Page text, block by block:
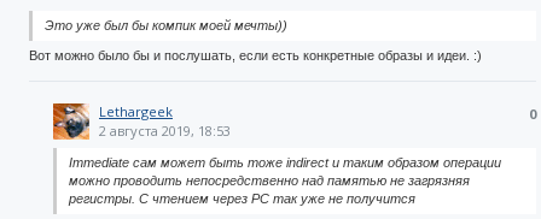
Это уже был бы компик моей мечты))
Вот можно было бы и послушать, если есть конкретные образы и идеи. :)
0
Lethargeek
2 августа 2019, 18:53
Immediate сам может быть тоже indirect и таким образом операции
можно проводить непосредственно над памятью не загрязняя
регистры. С чтением через PC так уже не получится